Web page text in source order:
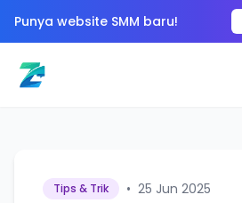
Punya website SMM baru!
Tips & Trik • 25 Jun 2025